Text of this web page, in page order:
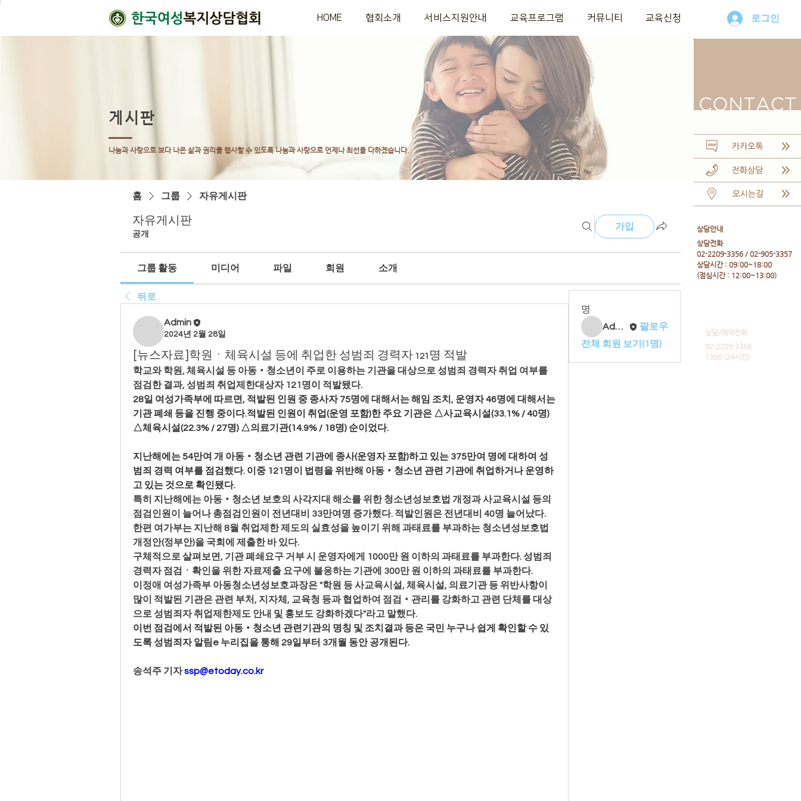
​상담안내
​상담전화
02-2209-3356 / 02-905-3357
상담시간 : 09:00~18:00
​(점심시간 : 12:00~13:00)
​상담/예약전화
02-2209-3356
1366 (24시간)
HOME 협회소개 서비스지원안내 교육프로그램 커뮤니티 교육신청 로그인
게시판
나눔과 사랑으로 보다 나은 삶과 권리를 행사할 수 있도록나눔과 사랑으로 언제나 최선을 다하겠습니다.
홈 그룹 자유게시판
자유게시판
공개
가입
그룹 활동 미디어 파일 회원 소개
뒤로
Admin
2024년 2월 28일
[뉴스자료]학원ㆍ체육시설 등에 취업한 성범죄 경력자 121명 적발
학교와 학원, 체육시설 등 아동‧청소년이 주로 이용하는 기관을 대상으로 성범죄 경력자 취업 여부를
점검한 결과, 성범죄 취업제한대상자 121명이 적발됐다.
28일 여성가족부에 따르면, 적발된 인원 중 종사자 75명에 대해서는 해임 조치, 운영자 46명에 대해서는
기관 폐쇄 등을 진행 중이다.적발된 인원이 취업(운영 포함)한 주요 기관은 △사교육시설(33.1% / 40명)
△체육시설(22.3% / 27명) △의료기관(14.9% / 18명) 순이었다.
지난해에는 54만여 개 아동‧청소년 관련 기관에 종사(운영자 포함)하고 있는 375만여 명에 대하여 성
범죄 경력 여부를 점검했다. 이중 121명이 법령을 위반해 아동‧청소년 관련 기관에 취업하거나 운영하
고 있는 것으로 확인됐다.
특히 지난해에는 아동‧청소년 보호의 사각지대 해소를 위한 청소년성보호법 개정과 사교육시설 등의
점검인원이 늘어나 총점검인원이 전년대비 33만여명 증가했다. 적발인원은 전년대비 40명 늘어났다.
한편 여가부는 지난해 8월 취업제한 제도의 실효성을 높이기 위해 과태료를 부과하는 청소년성보호법
개정안(정부안)을 국회에 제출한 바 있다.
구체적으로 살펴보면, 기관 폐쇄요구 거부 시 운영자에게 1000만 원 이하의 과태료를 부과한다. 성범죄
경력자 점검ㆍ확인을 위한 자료제출 요구에 불응하는 기관에 300만 원 이하의 과태료를 부과한다.
이정애 여성가족부 아동청소년성보호과장은 "학원 등 사교육시설, 체육시설, 의료기관 등 위반사항이
많이 적발된 기관은 관련 부처, 지자체, 교육청 등과 협업하여 점검‧관리를 강화하고 관련 단체를 대상
으로 성범죄자 취업제한제도 안내 및 홍보도 강화하겠다"라고 말했다.
이번 점검에서 적발된 아동‧청소년 관련기관의 명칭 및 조치결과 등은 국민 누구나 쉽게 확인할 수 있
도록 성범죄자 알림e 누리집을 통해 29일부터 3개월 동안 공개된다.
송석주 기자 ssp@etoday.co.kr
명
Admin
팔로우
전체 회원 보기(1명)